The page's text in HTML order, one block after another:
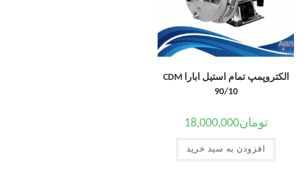
الکتروپمپ تمام استیل ابارا CDM
90/10
تومان18,000,000
افزودن به سبد خرید